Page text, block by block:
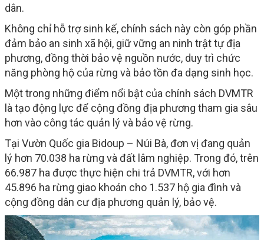
dân.
Không chỉ hỗ trợ sinh kế, chính sách này còn góp phần
đảm bảo an sinh xã hội, giữ vững an ninh trật tự địa
phương, đồng thời bảo vệ nguồn nước, duy trì chức
năng phòng hộ của rừng và bảo tồn đa dạng sinh học.
Một trong những điểm nổi bật của chính sách DVMTR
là tạo động lực để cộng đồng địa phương tham gia sâu
hơn vào công tác quản lý và bảo vệ rừng.
Tại Vườn Quốc gia Bidoup – Núi Bà, đơn vị đang quản
lý hơn 70.038 ha rừng và đất lâm nghiệp. Trong đó, trên
66.987 ha được thực hiện chi trả DVMTR, với hơn
45.896 ha rừng giao khoán cho 1.537 hộ gia đình và
cộng đồng dân cư địa phương quản lý, bảo vệ.